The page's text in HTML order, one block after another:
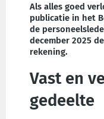
Als alles goed
publicatie in het
de
december 2025
rekening.
Vast en
gedeelte